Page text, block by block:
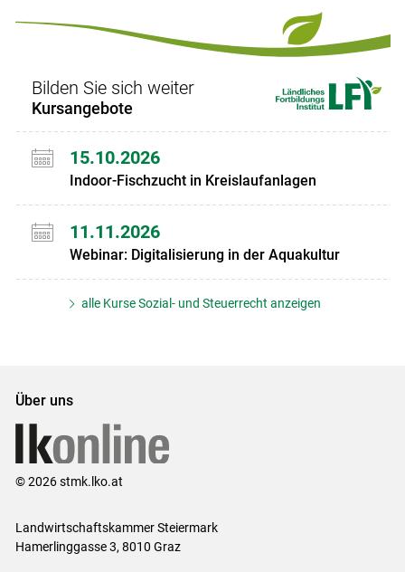
Bilden Sie sich weiter
Kursangebote
15.10.2026
Indoor-Fischzucht in Kreislaufanlagen
11.11.2026
Webinar: Digitalisierung in der Aquakultur
alle Kurse Sozial- und Steuerrecht anzeigen
Über uns
© 2026 stmk.lko.at
Landwirtschaftskammer Steiermark
Hamerlinggasse 3, 8010 Graz